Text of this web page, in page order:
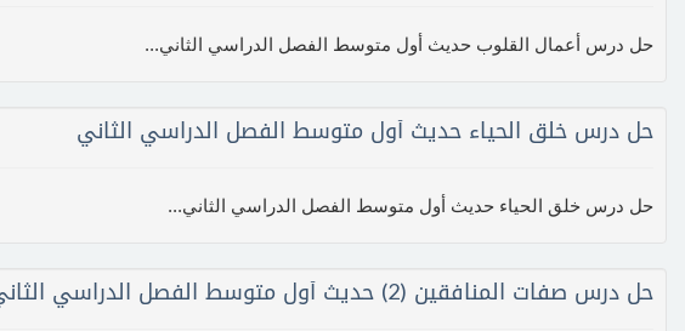
حل درس أعمال القلوب حديث أول متوسط الفصل الدراسي الثاني...
حل درس خلق الحياء حديث أول متوسط الفصل الدراسي الثاني
حل درس خلق الحياء حديث أول متوسط الفصل الدراسي الثاني...
حل درس صفات المنافقين (2) حديث أول متوسط الفصل الدراسي الثاني